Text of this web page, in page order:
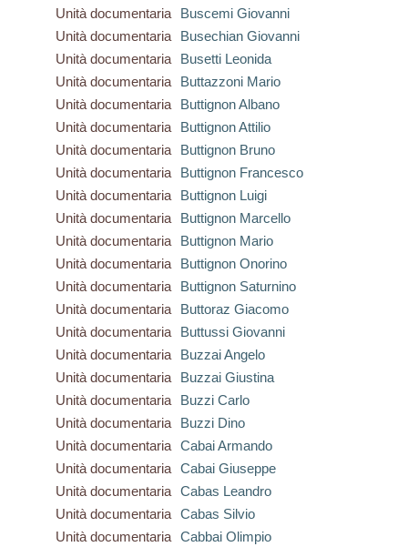
Unità documentaria
Buscemi Giovanni
Unità documentaria
Busechian Giovanni
Unità documentaria
Busetti Leonida
Unità documentaria
Buttazzoni Mario
Unità documentaria
Buttignon Albano
Unità documentaria
Buttignon Attilio
Unità documentaria
Buttignon Bruno
Unità documentaria
Buttignon Francesco
Unità documentaria
Buttignon Luigi
Unità documentaria
Buttignon Marcello
Unità documentaria
Buttignon Mario
Unità documentaria
Buttignon Onorino
Unità documentaria
Buttignon Saturnino
Unità documentaria
Buttoraz Giacomo
Unità documentaria
Buttussi Giovanni
Unità documentaria
Buzzai Angelo
Unità documentaria
Buzzai Giustina
Unità documentaria
Buzzi Carlo
Unità documentaria
Buzzi Dino
Unità documentaria Cabai Armando
Unità documentaria Cabai Giuseppe
Unità documentaria Cabas Leandro
Unità documentaria Cabas Silvio
Unità documentaria Cabbai Olimpio